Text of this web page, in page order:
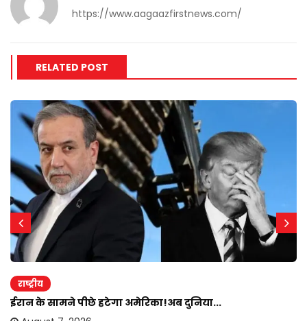
https://www.aagaazfirstnews.com/
RELATED POST
राष्ट्रीय
ईरान के सामने पीछे हटेगा अमेरिका!अब दुनिया...